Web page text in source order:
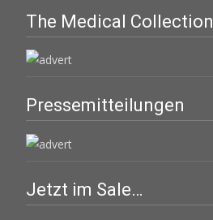
The Medical Collection
Pressemitteilungen
Jetzt im Sale…